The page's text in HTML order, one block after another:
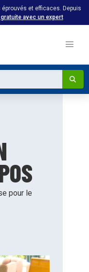
et efficaces. Depuis
avec un expert
pour le